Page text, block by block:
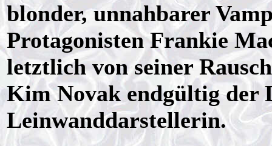
blonder, unnahbarer
Protagonisten Frankie
letztlich von seiner
Kim Novak endgültig der
Leinwanddarstellerin.